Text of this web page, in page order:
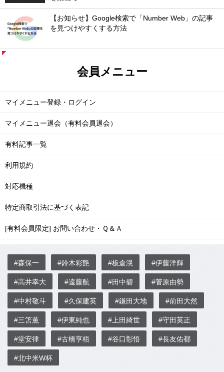
【お知らせ】Google検索で「Number Web」の記事
を見つけやすくする方法
会員メニュー
マイメニュー登録・ログイン
マイメニュー退会（有料会員退会）
有料記事一覧
利用規約
対応機種
特定商取引法に基づく表記
[有料会員限定] お問い合わせ・Ｑ＆Ａ
#森保一 #鈴木彩艶 #板倉滉 #伊藤洋輝
#高井幸大 #遠藤航 #田中碧 #菅原由勢
#中村敬斗 #久保建英 #鎌田大地 #前田大然
#三笘薫 #伊東純也 #上田綺世 #守田英正
#堂安律 #古橋亨梧 #谷口彰悟 #長友佑都
#北中米W杯